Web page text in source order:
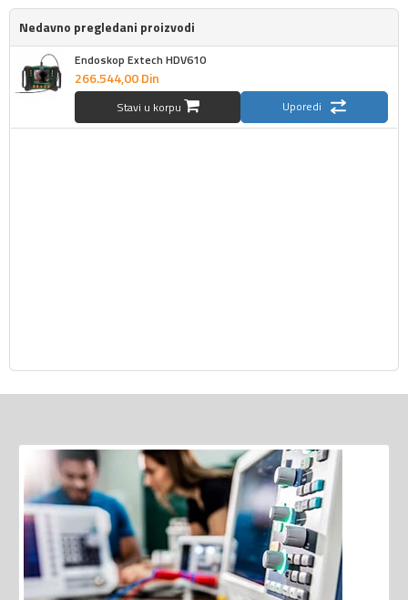
Nedavno pregledani proizvodi
Endoskop Extech HDV610
266.544,00Din
Stavi u korpu Uporedi